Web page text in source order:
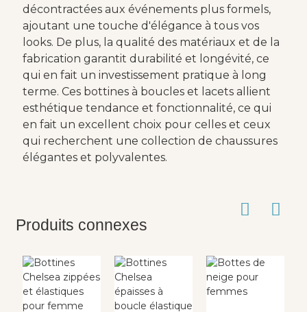
décontractées aux événements plus formels,
ajoutant une touche d'élégance à tous vos
looks. De plus, la qualité des matériaux et de la
fabrication garantit durabilité et longévité, ce
qui en fait un investissement pratique à long
terme. Ces bottines à boucles et lacets allient
esthétique tendance et fonctionnalité, ce qui
en fait un excellent choix pour celles et ceux
qui recherchent une collection de chaussures
élégantes et polyvalentes.
Produits connexes